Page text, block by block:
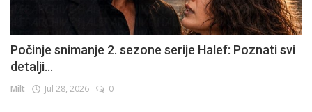
Počinje snimanje 2. sezone serije Halef: Poznati svi
detalji...
Milt Jul 28, 2026 0